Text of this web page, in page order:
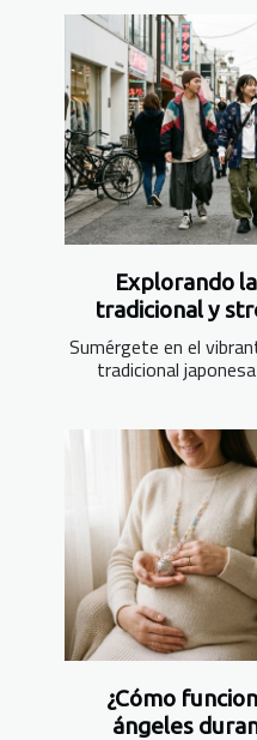
Explorando
tradicional y
Sumérgete en el
tradicional
¿Cómo
ángeles